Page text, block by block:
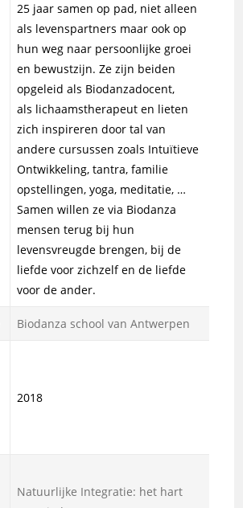
25 jaar samen op pad, niet alleen
als levenspartners maar ook op
hun weg naar persoonlijke groei
en bewustzijn. Ze zijn beiden
opgeleid als Biodanzadocent,
als lichaamstherapeut en lieten
zich inspireren door tal van
andere cursussen zoals Intuïtieve
Ontwikkeling, tantra, familie
opstellingen, yoga, meditatie, …
Samen willen ze via Biodanza
mensen terug bij hun
levensvreugde brengen, bij de
liefde voor zichzelf en de liefde
voor de ander.
Biodanza school van Antwerpen
2018
Natuurlijke Integratie: het hart